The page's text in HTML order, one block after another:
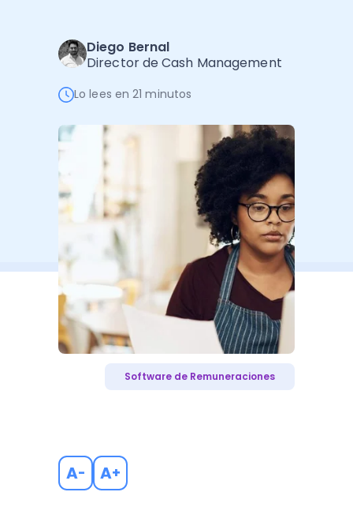
Administración Empresarial
Software Factura y Administración
Autores
Diego Bernal
Director de Cash Management
Lo lees en 21 minutos
Software de Remuneraciones
A- A+